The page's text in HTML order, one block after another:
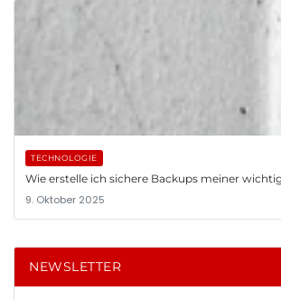
TECHNOLOGIE
Wie erstelle ich sichere Backups meiner
9. Oktober 2025
NEWSLETTER